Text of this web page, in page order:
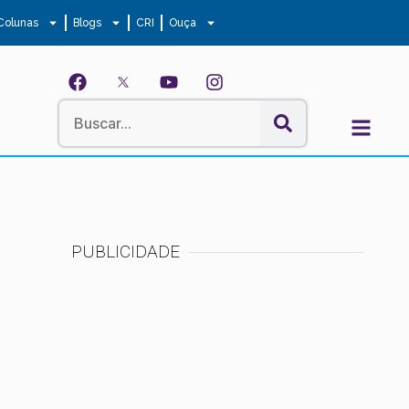
Blogs CRI Ouça
PUBLICIDADE